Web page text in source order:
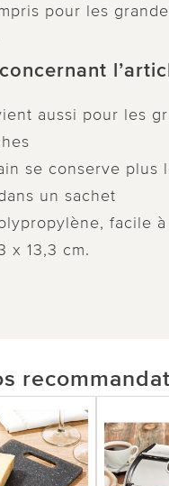
pour les
aussi pour les
se conserve plus
un sachet
facile
x 13,3 cm.